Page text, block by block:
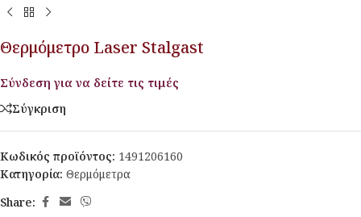
Θερμόμετρο Laser Stalgast
Σύνδεση για να δείτε τις τιμές
Σύγκριση
Κωδικός προϊόντος: 1491206160
Κατηγορία: Θερμόμετρα
Share: